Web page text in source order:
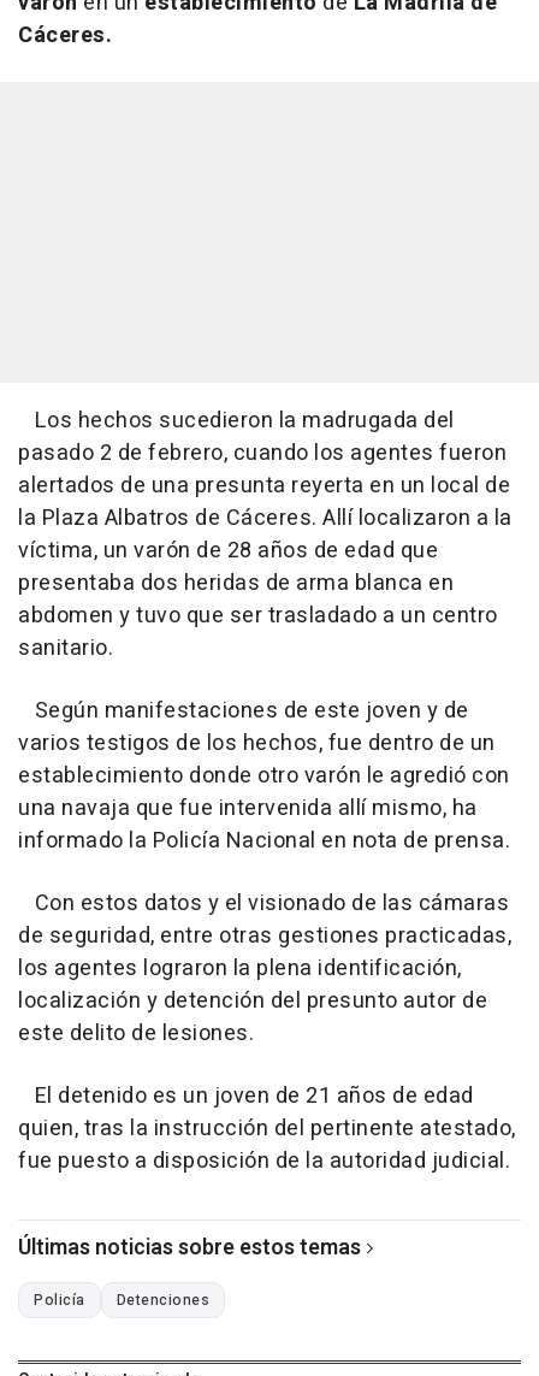
Cáceres.
Los hechos sucedieron la madrugada del
pasado 2 de febrero, cuando los agentes fueron
alertados de una presunta reyerta en un local de
la Plaza Albatros de Cáceres. Allí localizaron a la
víctima, un varón de 28 años de edad que
presentaba dos heridas de arma blanca en
abdomen y tuvo que ser trasladado a un centro
sanitario.
Según manifestaciones de este joven y de
varios testigos de los hechos, fue dentro de un
establecimiento donde otro varón le agredió con
una navaja que fue intervenida allí mismo, ha
informado la Policía Nacional en nota de prensa.
Con estos datos y el visionado de las cámaras
de seguridad, entre otras gestiones practicadas,
los agentes lograron la plena identificación,
localización y detención del presunto autor de
este delito de lesiones.
El detenido es un joven de 21 años de edad
quien, tras la instrucción del pertinente atestado,
fue puesto a disposición de la autoridad judicial.
Últimas noticias sobre estos temas
Policía Detenciones